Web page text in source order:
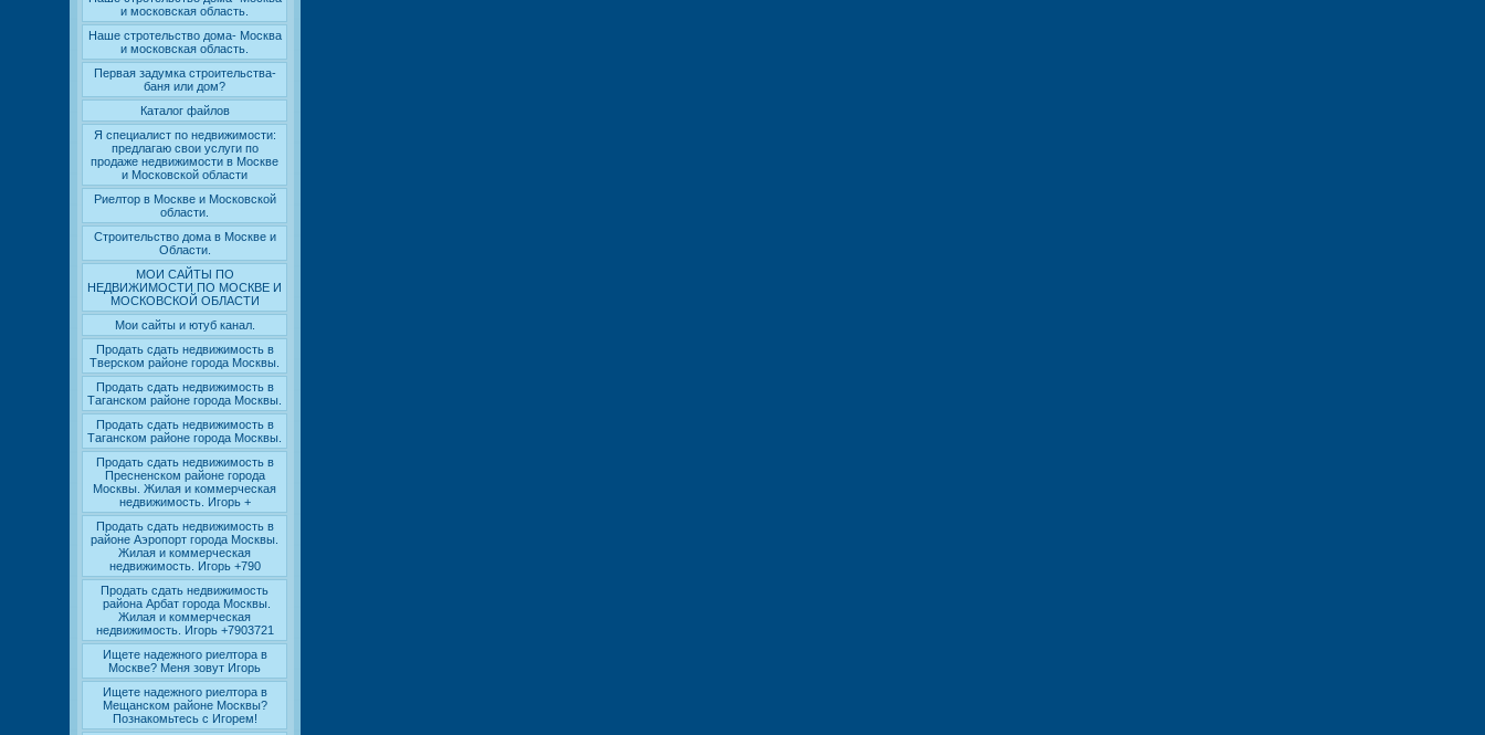
и московская область.
Наше стротельство дома- Москва
и московская область.
Первая задумка строительства-
баня или дом?
Каталог файлов
Я специалист по недвижимости:
предлагаю свои услуги по
продаже недвижимости в Москве
и Московской области
Риелтор в Москве и Московской
области.
Строительство дома в Москве и
Области.
МОИ САЙТЫ ПО
НЕДВИЖИМОСТИ ПО МОСКВЕ И
МОСКОВСКОЙ ОБЛАСТИ
Мои сайты и ютуб канал.
Продать сдать недвижимость в
Тверском районе города Москвы.
Продать сдать недвижимость в
Таганском районе города Москвы.
Продать сдать недвижимость в
Таганском районе города Москвы.
Продать сдать недвижимость в
Пресненском районе города
Москвы. Жилая и коммерческая
недвижимость. Игорь +
Продать сдать недвижимость в
районе Аэропорт города Москвы.
Жилая и коммерческая
недвижимость. Игорь +790
Продать сдать недвижимость
района Арбат города Москвы.
Жилая и коммерческая
недвижимость. Игорь +7903721
Ищете надежного риелтора в
Москве? Меня зовут Игорь
Ищете надежного риелтора в
Мещанском районе Москвы?
Познакомьтесь с Игорем!